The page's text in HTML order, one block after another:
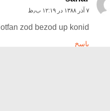
۷ آذر ۱۳۸۸ در ۱۲:۱۹ ب٫ظ
lotfan zod bezod up konid
پاسخ